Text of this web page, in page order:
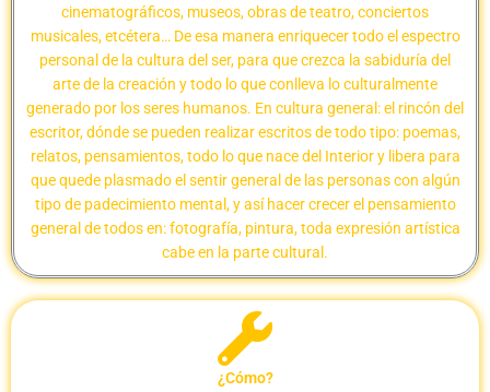
cinematográficos, museos, obras de teatro, conciertos
musicales, etcétera… De esa manera enriquecer todo el espectro
personal de la cultura del ser, para que crezca la sabiduría del
arte de la creación y todo lo que conlleva lo culturalmente
generado por los seres humanos. En cultura general: el rincón del
escritor, dónde se pueden realizar escritos de todo tipo: poemas,
relatos, pensamientos, todo lo que nace del Interior y libera para
que quede plasmado el sentir general de las personas con algún
tipo de padecimiento mental, y así hacer crecer el pensamiento
general de todos en: fotografía, pintura, toda expresión artística
cabe en la parte cultural.
¿Cómo?